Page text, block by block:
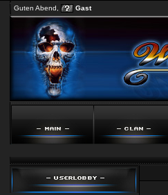
Guten Abend, Gast